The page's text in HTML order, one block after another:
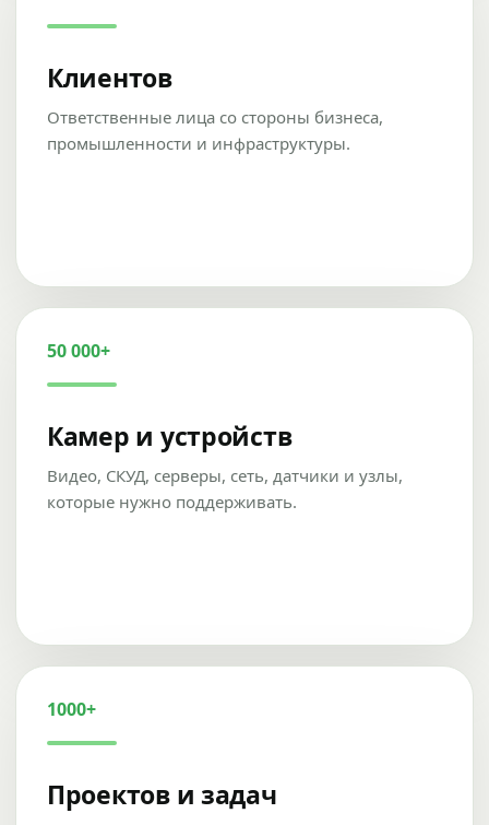
Клиентов
Ответственные лица со стороны бизнеса,
промышленности и инфраструктуры.
50 000+
Камер и устройств
Видео, СКУД, серверы, сеть, датчики и узлы,
которые нужно поддерживать.
1000+
Проектов и задач